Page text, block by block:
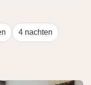
4 nachten